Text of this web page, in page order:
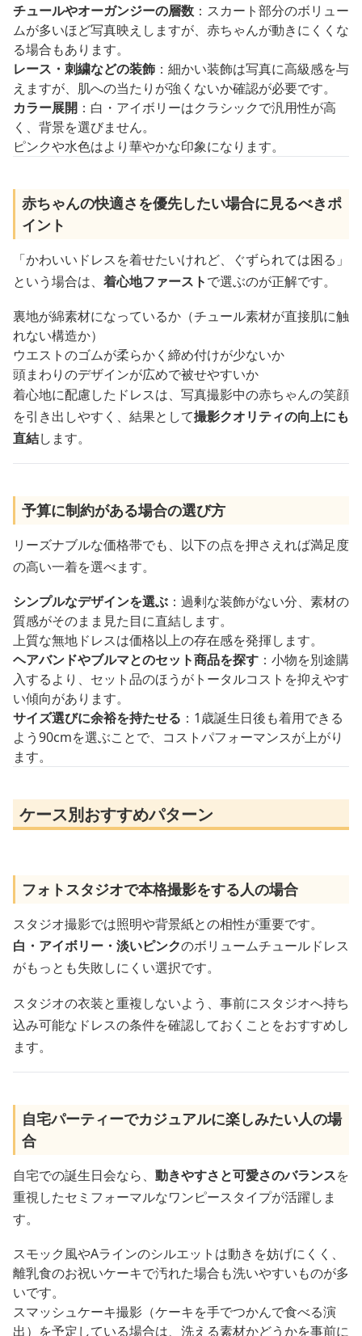
チュールやオーガンジーの層数 ：スカート部分のボリュー
ムが多いほど写真映えしますが、赤ちゃんが動きにくくな
る場合もあります。
レース・刺繍などの装飾 ：細かい装飾は写真に高級感を与
えますが、肌への当たりが強くないか確認が必要です。
カラー展開 ：白・アイボリーはクラシックで汎用性が高
く、背景を選びません。
ピンクや水色はより華やかな印象になります。
赤ちゃんの快適さを優先したい場合に見るべきポ
イント
「かわいいドレスを着せたいけれど、ぐずられては困る」
という場合は、 着心地ファーストで選ぶのが正解です。
裏地が綿素材になっているか（チュール素材が直接肌に触
れない構造か）
ウエストのゴムが柔らかく締め付けが少ないか
頭まわりのデザインが広めで被せやすいか
着心地に配慮したドレスは、写真撮影中の赤ちゃんの笑顔
を引き出しやすく、結果として撮影クオリティの向上にも
直結します。
予算に制約がある場合の選び方
リーズナブルな価格帯でも、以下の点を押さえれば満足度
の高い一着を選べます。
シンプルなデザインを選ぶ ：過剰な装飾がない分、素材の
質感がそのまま見た目に直結します。
上質な無地ドレスは価格以上の存在感を発揮します。
ヘアバンドやブルマとのセット商品を探す ：小物を別途購
入するより、セット品のほうがトータルコストを抑えやす
い傾向があります。
サイズ選びに余裕を持たせる ：1歳誕生日後も着用できる
よう90cmを選ぶことで、コストパフォーマンスが上がり
ます。
ケース別おすすめパターン
フォトスタジオで本格撮影をする人の場合
スタジオ撮影では照明や背景紙との相性が重要です。
白・アイボリー・淡いピンクのボリュームチュールドレス
がもっとも失敗しにくい選択です。
スタジオの衣装と重複しないよう、事前にスタジオへ持ち
込み可能なドレスの条件を確認しておくことをおすすめし
ます。
自宅パーティーでカジュアルに楽しみたい人の場
合
自宅での誕生日会なら、 動きやすさと可愛さのバランスを
重視したセミフォーマルなワンピースタイプが活躍しま
す。
スモック風やAラインのシルエットは動きを妨げにくく、
離乳食のお祝いケーキで汚れた場合も洗いやすいものが多
いです。
スマッシュケーキ撮影（ケーキを手でつかんで食べる演
出）を予定している場合は、洗える素材かどうかを事前に